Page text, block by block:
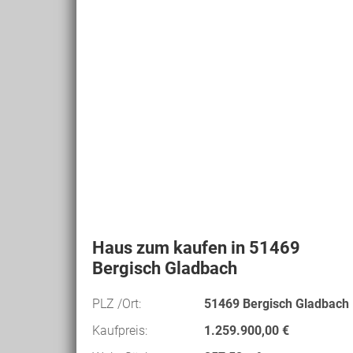
Haus zum kaufen in 51469
Bergisch Gladbach
PLZ /Ort:
51469 Bergisch Gladbach
Kaufpreis:
1.259.900,00 €